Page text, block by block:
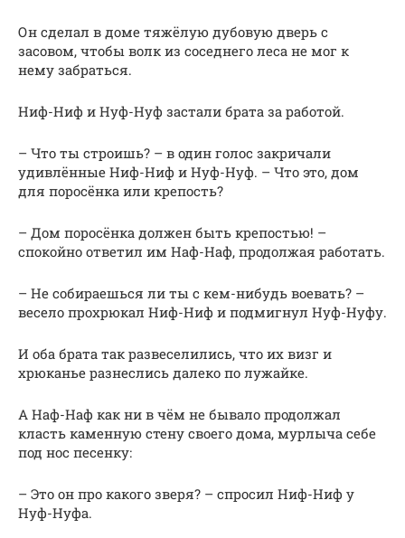
Он сделал в доме тяжёлую дубовую дверь с
засовом, чтобы волк из соседнего леса не мог к
нему забраться.
Ниф-Ниф и Нуф-Нуф застали брата за работой.
– Что ты строишь? – в один голос закричали
удивлённые Ниф-Ниф и Нуф-Нуф. – Что это, дом
для поросёнка или крепость?
– Дом поросёнка должен быть крепостью! –
спокойно ответил им Наф-Наф, продолжая работать.
– Не собираешься ли ты с кем-нибудь воевать? –
весело прохрюкал Ниф-Ниф и подмигнул Нуф-Нуфу.
И оба брата так развеселились, что их визг и
хрюканье разнеслись далеко по лужайке.
А Наф-Наф как ни в чём не бывало продолжал
класть каменную стену своего дома, мурлыча себе
под нос песенку:
– Это он про какого зверя? – спросил Ниф-Ниф у
Нуф-Нуфа.